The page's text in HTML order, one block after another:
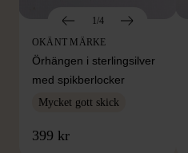
1/4
OKÄNT MÄRKE
Örhängen i sterlingsilver
med spikberlocker
Mycket gott skick
399 kr